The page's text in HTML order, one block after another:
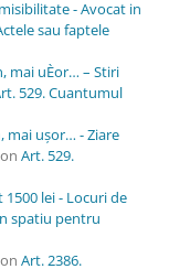
- Avocat in
sau faptele
mai uÈor… – Stiri
529. Cuantumul
mai ușor… - Ziare
Art. 529.
lei - Locuri de
spatiu pentru
Art. 2386.